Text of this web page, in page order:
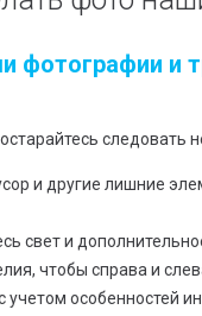
фотографии и
следовать
и другие лишние
свет и
чтобы справа и
особенностей